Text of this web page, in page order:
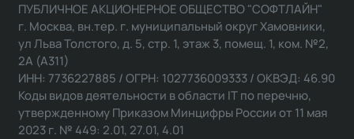
ПУБЛИЧНОЕ АКЦИОНЕРНОЕ ОБЩЕСТВО "СОФТЛАЙН"
г. Москва, вн.тер. г. муниципальный округ Хамовники,
ул Льва Толстого, д. 5, стр. 1, этаж 3, помещ. 1, ком. №2,
2А (А311)
ИНН: 7736227885 / ОГРН: 1027736009333 / ОКВЭД: 46.90
Коды видов деятельности в области IT по перечню,
утвержденному Приказом Минцифры России от 11 мая
2023 г. № 449: 2.01, 27.01, 4.01